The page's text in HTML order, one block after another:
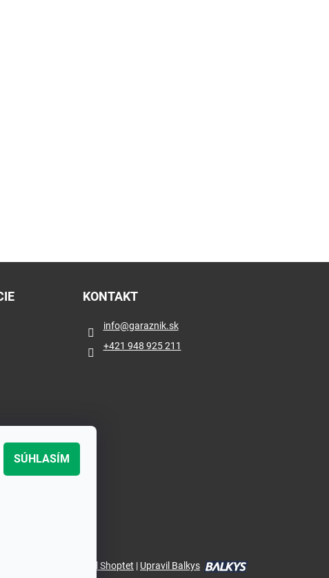
SÚHLASÍM
KONTAKT
info@garaznik.sk
+421 948 925 211
Vytvoril Shoptet | Upravil Balkys